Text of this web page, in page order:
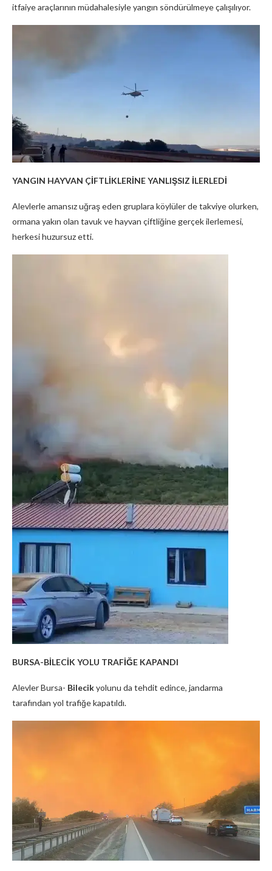
itfaiye araçlarının müdahalesiyle yangın söndürülmeye çalışılıyor.
YANGIN HAYVAN ÇİFTLİKLERİNE YANLIŞSIZ İLERLEDİ
Alevlerle amansız uğraş eden gruplara köylüler de takviye olurken,
ormana yakın olan tavuk ve hayvan çiftliğine gerçek ilerlemesi,
herkesi huzursuz etti.
BURSA-BİLECİK YOLU TRAFİĞE KAPANDI
Alevler Bursa- Bilecikyolunu da tehdit edince, jandarma
tarafından yol trafiğe kapatıldı.